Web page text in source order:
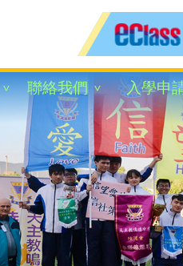
聯絡我們 入學申